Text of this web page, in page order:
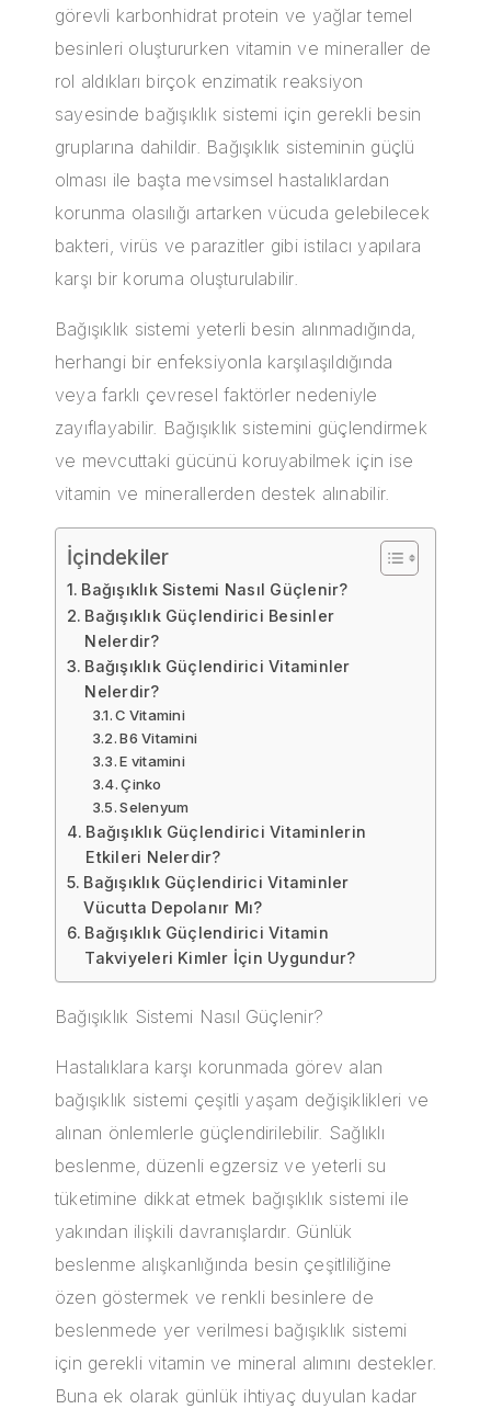
görevli karbonhidrat protein ve yağlar temel
besinleri oluştururken vitamin ve mineraller de
rol aldıkları birçok enzimatik reaksiyon
sayesinde bağışıklık sistemi için gerekli besin
gruplarına dahildir. Bağışıklık sisteminin güçlü
olması ile başta mevsimsel hastalıklardan
korunma olasılığı artarken vücuda gelebilecek
bakteri, virüs ve parazitler gibi istilacı yapılara
karşı bir koruma oluşturulabilir.
Bağışıklık sistemi yeterli besin alınmadığında,
herhangi bir enfeksiyonla karşılaşıldığında
veya farklı çevresel faktörler nedeniyle
zayıflayabilir. Bağışıklık sistemini güçlendirmek
ve mevcuttaki gücünü koruyabilmek için ise
vitamin ve minerallerden destek alınabilir.
İçindekiler
Bağışıklık Sistemi Nasıl Güçlenir?
Bağışıklık Güçlendirici Besinler
Nelerdir?
Bağışıklık Güçlendirici Vitaminler
Nelerdir?
C Vitamini
B6 Vitamini
E vitamini
Çinko
Selenyum
Bağışıklık Güçlendirici Vitaminlerin
Etkileri Nelerdir?
Bağışıklık Güçlendirici Vitaminler
Vücutta Depolanır Mı?
Bağışıklık Güçlendirici Vitamin
Takviyeleri Kimler İçin Uygundur?
Bağışıklık Sistemi Nasıl Güçlenir?
Hastalıklara karşı korunmada görev alan
bağışıklık sistemi çeşitli yaşam değişiklikleri ve
alınan önlemlerle güçlendirilebilir. Sağlıklı
beslenme, düzenli egzersiz ve yeterli su
tüketimine dikkat etmek bağışıklık sistemi ile
yakından ilişkili davranışlardır. Günlük
beslenme alışkanlığında besin çeşitliliğine
özen göstermek ve renkli besinlere de
beslenmede yer verilmesi bağışıklık sistemi
için gerekli vitamin ve mineral alımını destekler.
Buna ek olarak günlük ihtiyaç duyulan kadar